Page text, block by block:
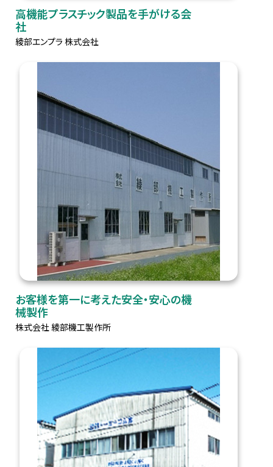
高機能プラスチック製品を手がける会
社
綾部エンプラ 株式会社
お客様を第一に考えた安全・安心の機
械製作
株式会社 綾部機工製作所